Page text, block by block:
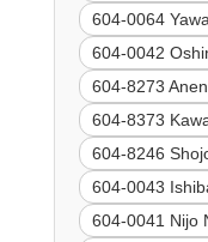
604-0064
604-0042
604-8273
604-8373
604-8246
604-0043
604-0041 Nijo